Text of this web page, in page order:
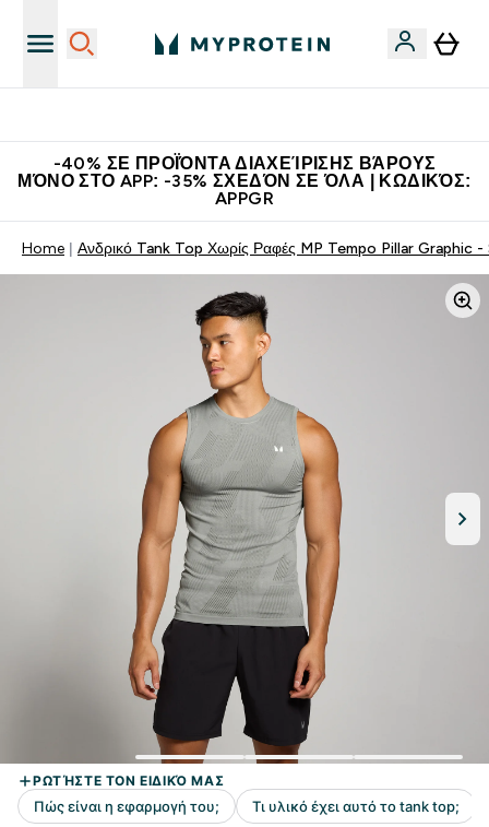
-40% ΣΕ ΠΡΟΪΌΝΤΑ ΔΙΑΧΕΊΡΙΣΗΣ ΒΆΡΟΥΣ
ΜΌΝΟ ΣΤΟ APP: -35% ΣΧΕΔΌΝ ΣΕ ΌΛΑ | ΚΩΔΙΚΌΣ:
APPGR
Home Ανδρικό Tank Top Χωρίς Ραφές MP Tempo Pillar Graphic